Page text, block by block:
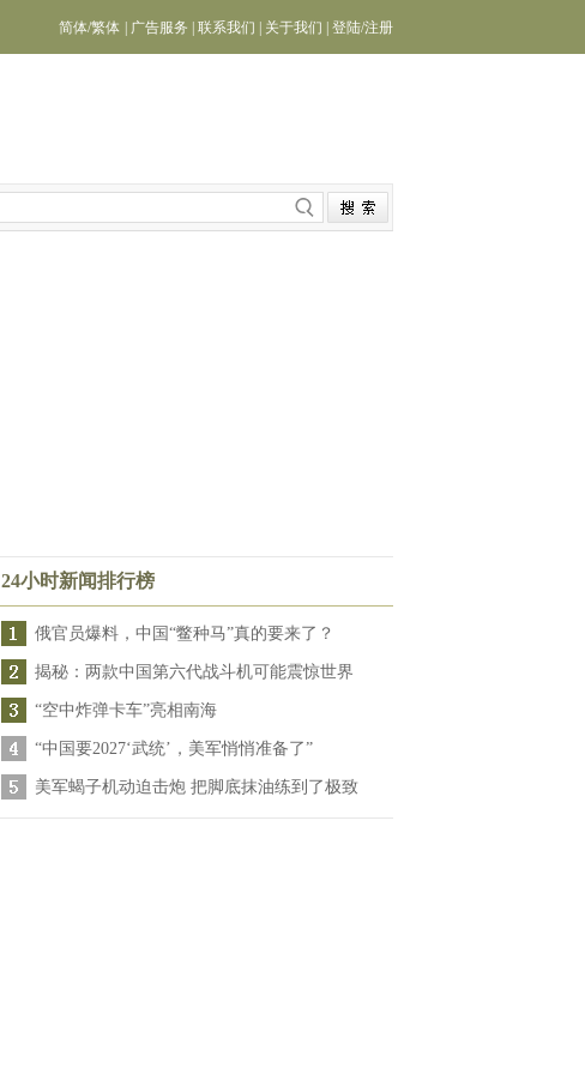
简体/繁体 广告服务 联系我们 关于我们 登陆/注册
24小时新闻排行榜
俄官员爆料，中国“鳖种马”真的要来了？
揭秘：两款中国第六代战斗机可能震惊世界
“空中炸弹卡车”亮相南海
“中国要2027‘武统’，美军悄悄准备了”
美军蝎子机动迫击炮 把脚底抹油练到了极致